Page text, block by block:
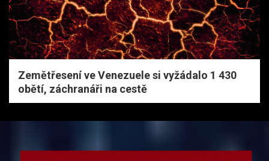
Zemětřesení ve Venezuele si vyžádalo 1 430
obětí, záchranáři na cestě